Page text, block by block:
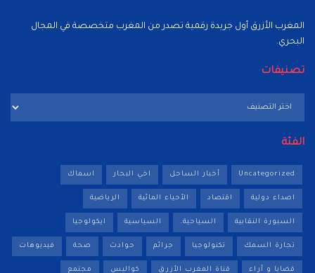
المغرب الأزرق أول جريدة رقمية تصدر من المغرب متخصصة في المجال
البحري.
تصنيفات
تصنيفات
الفئة
Uncategorized أخبار الساحل اخي البحار اسماك
اصداء دولية اقتصاد الأحياء المائية الرياضية
السبورة النقابية السياحية. السياسية ايكولوجيا
تجارة السمك تكنولوجيا جرائم حوادث صحة فيديوهات
قضايا و آراء قناة المغرب الأزرق كواليس مجتمع